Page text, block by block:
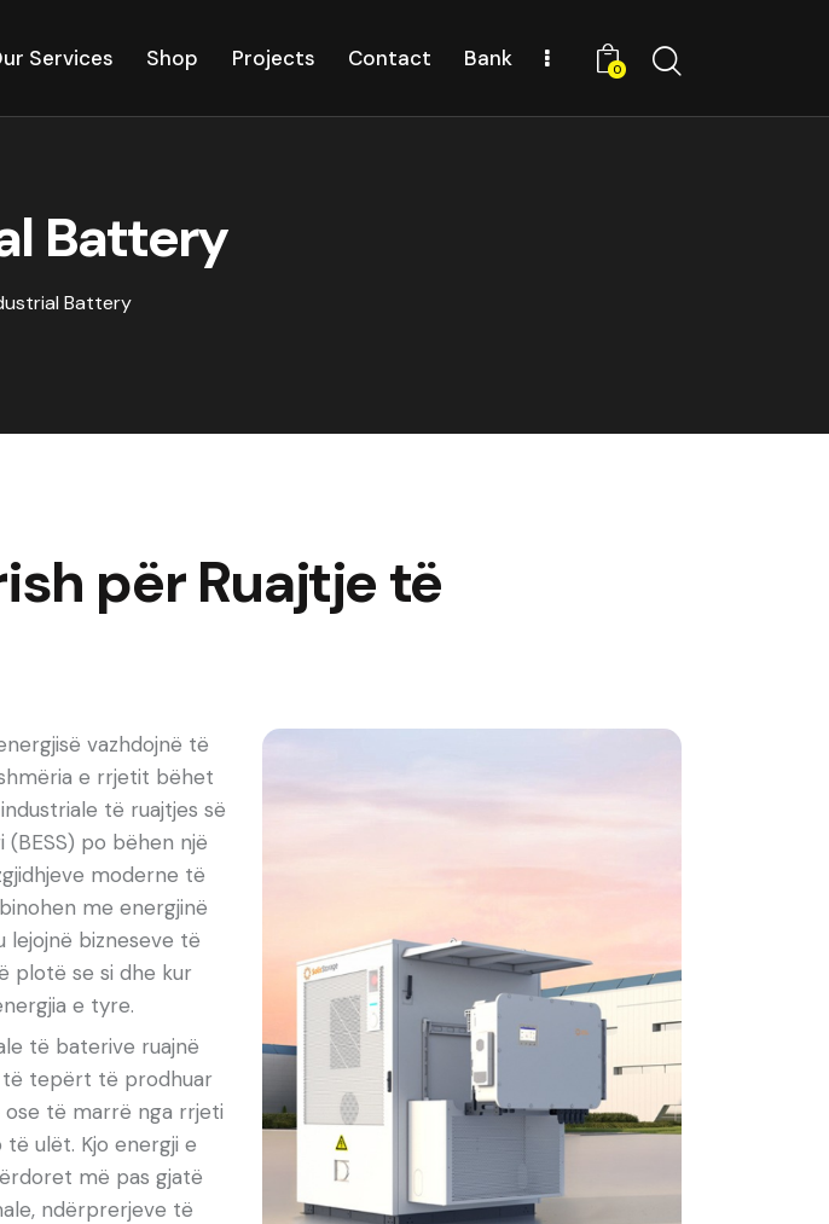
Services Shop Projects Contact Bank 0
Battery
Battery
për Ruajtje të
vazhdojnë të
e rrjetit bëhet
të ruajtjes së
po bëhen një
moderne të
me energjinë
lejojnë bizneseve të
plotë se si dhe kur
e tyre.
të baterive ruajnë
tepërt të prodhuar
të marrë nga rrjeti
ulët. Kjo energji e
më pas gjatë
ndërprerjeve të